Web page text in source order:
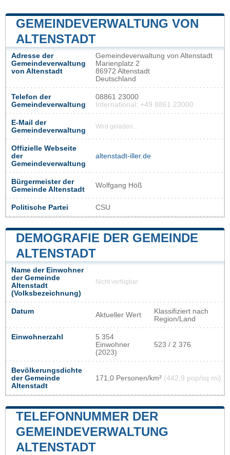
GEMEINDEVERWALTUNG VON
ALTENSTADT
Adresse der
Gemeindeverwaltung
von Altenstadt
Gemeindeverwaltung von Altenstadt
Marienplatz 2
86972 Altenstadt
Deutschland
Telefon der
Gemeindeverwaltung
08861 23000
International: +49 8861 23000
E-Mail der
Gemeindeverwaltung
Wird geladen...
Offizielle Webseite
der
Gemeindeverwaltung
altenstadt-iller.de
Bürgermeister der
Gemeinde Altenstadt
Wolfgang Höß
Politische Partei CSU
DEMOGRAFIE DER GEMEINDE
ALTENSTADT
Name der Einwohner
der Gemeinde
Altenstadt
(Volksbezeichnung)
Nicht verfügbar
Datum Aktueller Wert
Klassifiziert nach
Region/Land
Einwohnerzahl
5 354
Einwohner
(2023)
523 / 2 376
Bevölkerungsdichte
der Gemeinde
Altenstadt
171,0 Personen/km² (442,9 pop/sq mi)
TELEFONNUMMER DER
GEMEINDEVERWALTUNG
ALTENSTADT